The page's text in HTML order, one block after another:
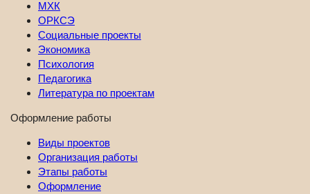
МХК
ОРКСЭ
Социальные проекты
Экономика
Психология
Педагогика
Литература по проектам
Оформление работы
Виды проектов
Организация работы
Этапы работы
Оформление